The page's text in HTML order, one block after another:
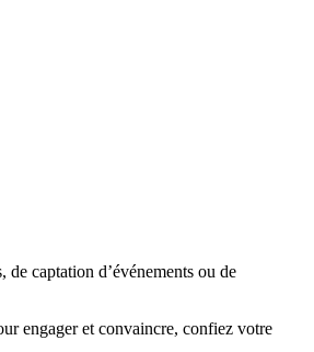
captation d’événements ou de
engager et convaincre, confiez votre